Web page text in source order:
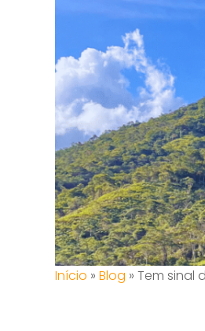
Início » Blog » Tem sinal